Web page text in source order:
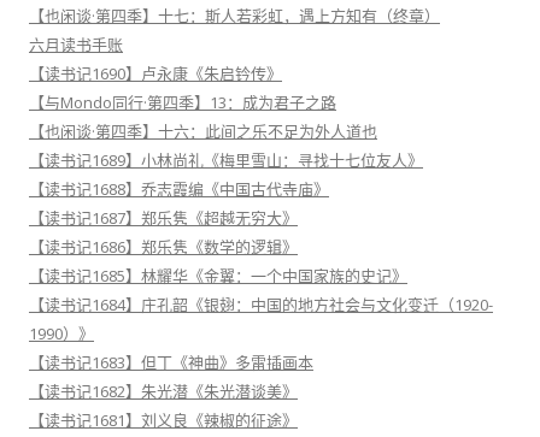
【也闲谈·第四季】十七：斯人若彩虹，遇上方知有（终章）
六月读书手账
【读书记1690】卢永康《朱启钤传》
【与Mondo同行·第四季】13：成为君子之路
【也闲谈·第四季】十六：此间之乐不足为外人道也
【读书记1689】小林尚礼《梅里雪山：寻找十七位友人》
【读书记1688】乔志霞编《中国古代寺庙》
【读书记1687】郑乐隽《超越无穷大》
【读书记1686】郑乐隽《数学的逻辑》
【读书记1685】林耀华《金翼：一个中国家族的史记》
【读书记1684】庄孔韶《银翅：中国的地方社会与文化变迁（1920-
1990）》
【读书记1683】但丁《神曲》多雷插画本
【读书记1682】朱光潜《朱光潜谈美》
【读书记1681】刘义良《辣椒的征途》